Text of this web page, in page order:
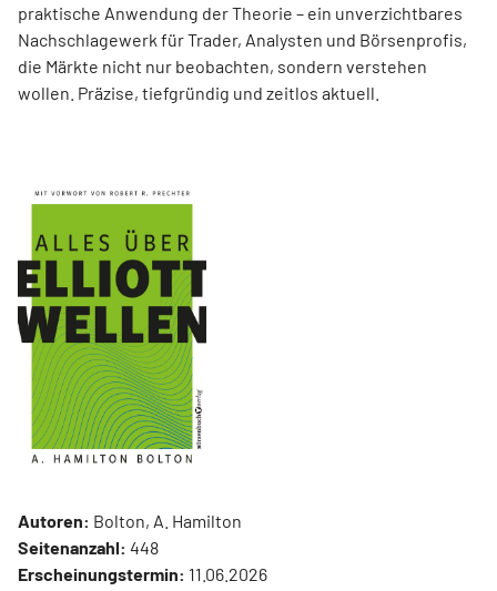
praktische Anwendung der Theorie – ein unverzichtbares
Nachschlagewerk für Trader, Analysten und Börsenprofis,
die Märkte nicht nur beobachten, sondern verstehen
wollen. Präzise, tiefgründig und zeitlos aktuell.
Autoren: Bolton, A. Hamilton
Seitenanzahl: 448
Erscheinungstermin: 11.06.2026